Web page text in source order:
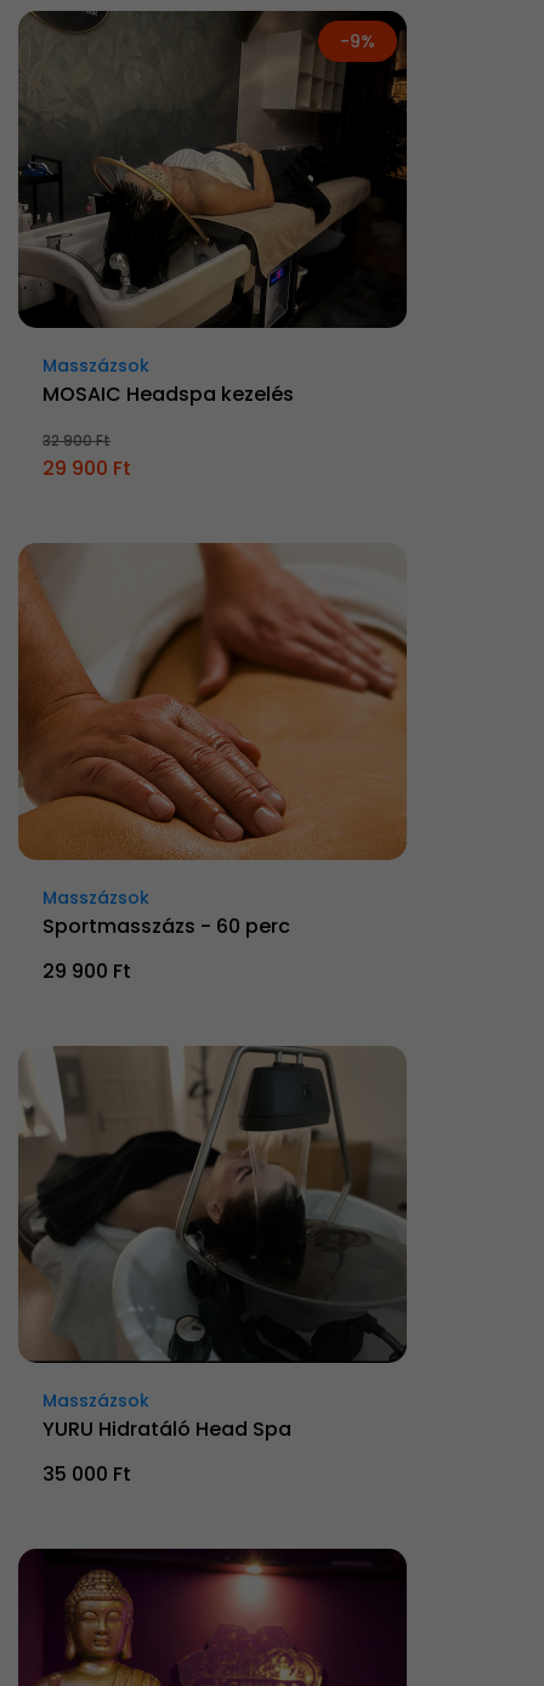
-9%
Masszázsok
MOSAIC Headspa kezelés
32 900 Ft
29 900 Ft
Masszázsok
Sportmasszázs - 60 perc
29 900 Ft
Masszázsok
YURU Hidratáló Head Spa
35 000 Ft